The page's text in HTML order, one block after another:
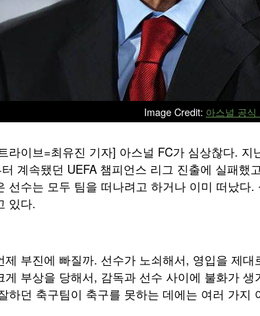
Image Credit: 아스널 공식
라이브=최유진 기자] 아스널 FC가 심상찮다.
계속됐던 UEFA 챔피언스 리그 진출에 실패했
선수는 모두 팀을 떠나려고 하거나 이미 떠났다
있다.
제 부진에 빠질까. 선수가 노쇠해서, 영입을 제
게 부상을 당해서, 감독과 선수 사이에 불화가
하던 축구팀이 축구를 못하는 데에는 여러 가지